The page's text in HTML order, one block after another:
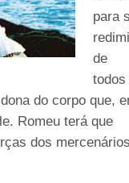
para
de
todos
do corpo que,
Romeu terá que
dos mercenários